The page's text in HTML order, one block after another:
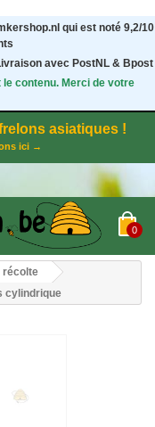
qui est noté 9,2/10
avec PostNL & Bpost
contenu. Merci de votre
asiatiques !
ici →
0
récolte
cylindrique